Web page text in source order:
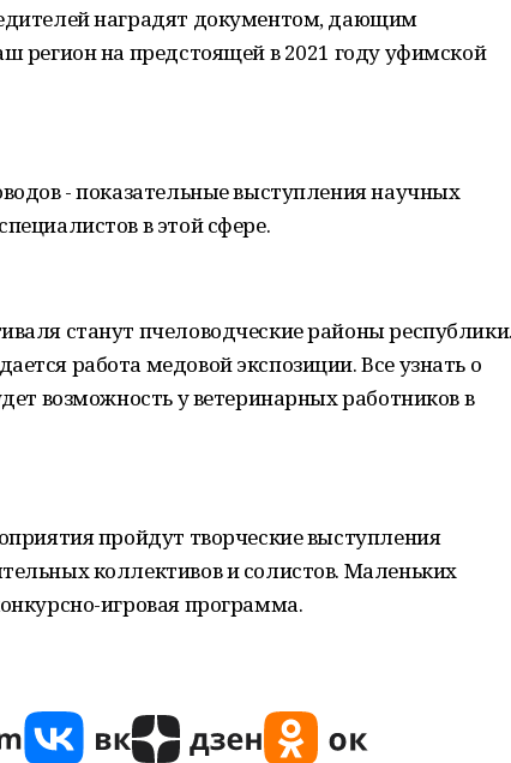
наградят документом, дающим
регион на предстоящей в 2021 году уфимской
- показательные выступления научных
в этой сфере.
станут пчеловодческие районы
работа медовой экспозиции. Все узнать о
возможность у ветеринарных работников в
пройдут творческие выступления
коллективов и солистов. Маленьких
игровая программа.